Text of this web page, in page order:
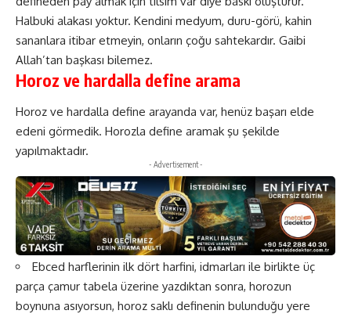
Halbuki alakası yoktur. Kendini medyum, duru-görü, kahin
sananlara itibar etmeyin, onların çoğu sahtekardır. Gaibi
Allah’tan başkası bilemez.
Horoz ve hardalla define arama
Horoz ve hardalla define arayanda var, henüz başarı elde
edeni görmedik. Horozla define aramak şu şekilde
yapılmaktadır.
- Advertisement -
Ebced harflerinin ilk dört harfini, idmarları ile birlikte üç
parça çamur tabela üzerine yazdıktan sonra, horozun
boynuna asıyorsun, horoz saklı definenin bulunduğu yere